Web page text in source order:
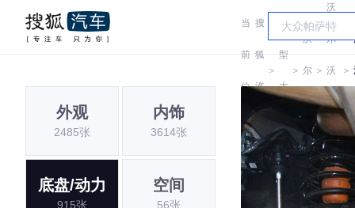
当
前
位
置:
搜
狐
汽
＞
车
型
大
＞
沃
尔
沃
＞
沃
尔
沃
(进
口)
＞
外观
2485张
内饰
3614张
底盘/动力
915张
空间
56张